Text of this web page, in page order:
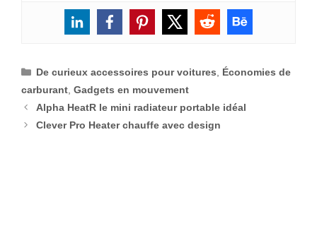
Catégories
De curieux accessoires pour voitures, Économies de
carburant, Gadgets en mouvement
Alpha HeatR le mini radiateur portable idéal
Clever Pro Heater chauffe avec design